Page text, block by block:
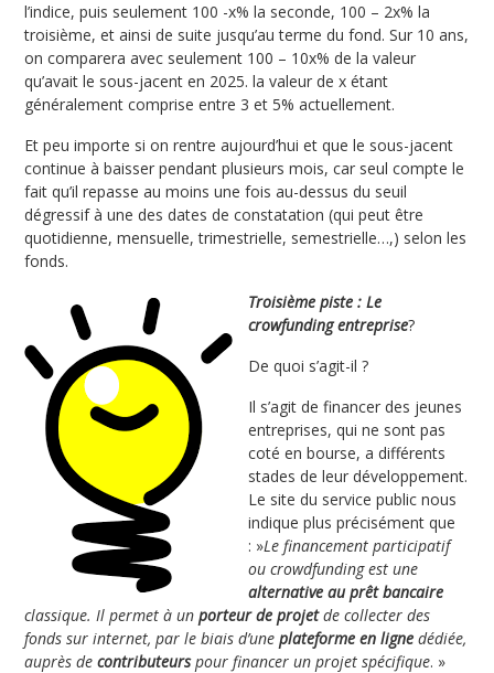
l’indice, puis seulement 100 -x% la seconde, 100 – 2x% la
troisième, et ainsi de suite jusqu’au terme du fond. Sur 10 ans,
on comparera avec seulement 100 – 10x% de la valeur
qu’avait le sous-jacent en 2025. la valeur de x étant
généralement comprise entre 3 et 5% actuellement.
Et peu importe si on rentre aujourd’hui et que le sous-jacent
continue à baisser pendant plusieurs mois, car seul compte le
fait qu’il repasse au moins une fois au-dessus du seuil
dégressif à une des dates de constatation (qui peut être
quotidienne, mensuelle, trimestrielle, semestrielle…,) selon les
fonds.
Troisième piste : Le
crowfunding entreprise?
De quoi s’agit-il ?
Il s’agit de financer des jeunes
entreprises, qui ne sont pas
coté en bourse, a différents
stades de leur développement.
Le site du service public nous
indique plus précisément que
: »Le financement participatif
ou crowdfunding est une
alternative au prêt bancaire
classique. Il permet à unporteur de projetde collecter des
fonds sur internet, par le biais d’uneplateforme en ligne dédiée,
auprès decontributeurspour financer un projet spécifique. »